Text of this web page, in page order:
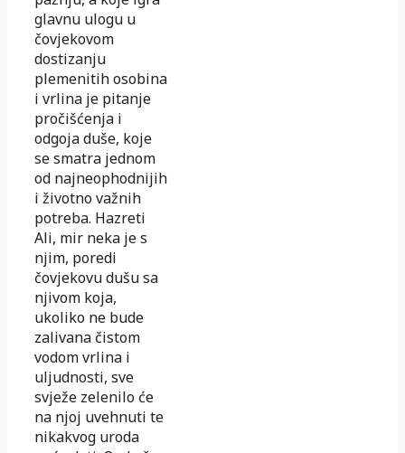
glavnu ulogu u
čovjekovom
dostizanju
plemenitih osobina
i vrlina je pitanje
pročišćenja i
odgoja duše, koje
se smatra jednom
od najneophodnijih
i životno važnih
potreba. Hazreti
Ali, mir neka je s
njim, poredi
čovjekovu dušu sa
njivom koja,
ukoliko ne bude
zalivana čistom
vodom vrlina i
uljudnosti, sve
svježe zelenilo će
na njoj uvehnuti te
nikakvog uroda